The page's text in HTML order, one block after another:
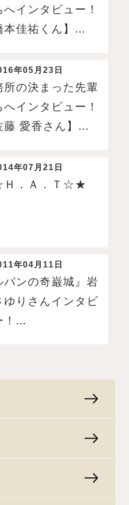
へインタビュー！
本佳祐くん】...
年05月23日
所の決まった先輩
へインタビュー！
藤 愛香さん】...
年07月21日
．Ａ．Ｔ☆★
年04月11日
パンの奇巌城』岩
ゆりさんインタビ
！...